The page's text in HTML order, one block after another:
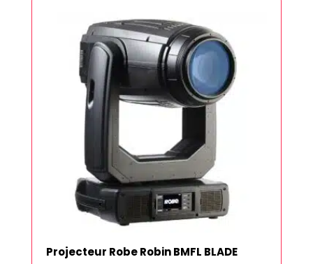
Projecteur Robe Robin BMFL BLADE